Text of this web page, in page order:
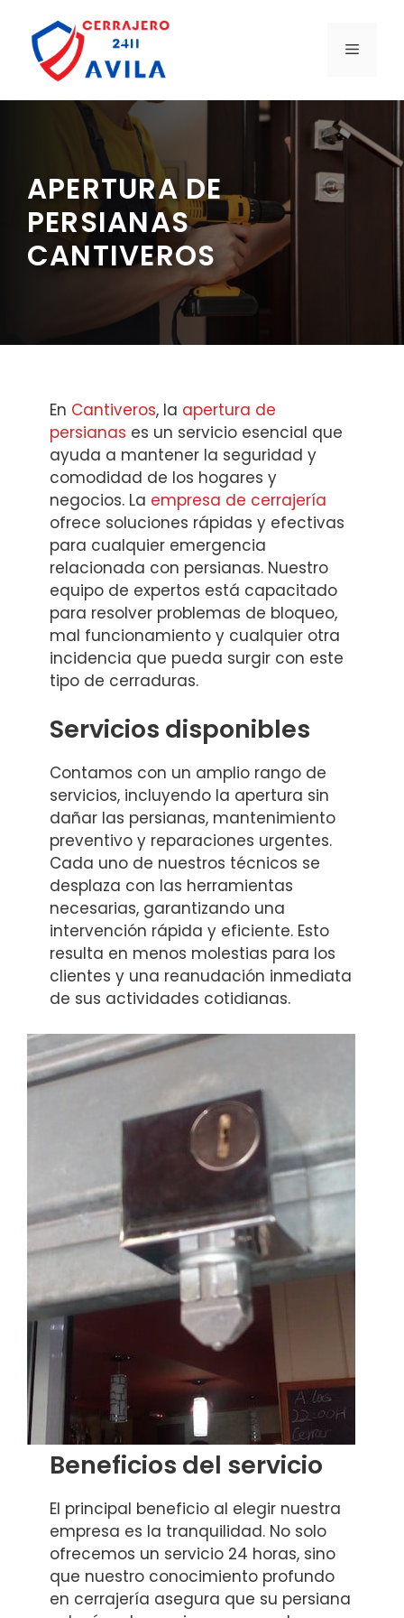
contenido
MENÚ
APERTURA DE
PERSIANAS
CANTIVEROS
En Cantiveros, la apertura de
persianas es un servicio esencial que
ayuda a mantener la seguridad y
comodidad de los hogares y
negocios. La empresa de cerrajería
ofrece soluciones rápidas y efectivas
para cualquier emergencia
relacionada con persianas. Nuestro
equipo de expertos está capacitado
para resolver problemas de bloqueo,
mal funcionamiento y cualquier otra
incidencia que pueda surgir con este
tipo de cerraduras.
Servicios disponibles
Contamos con un amplio rango de
servicios, incluyendo la apertura sin
dañar las persianas, mantenimiento
preventivo y reparaciones urgentes.
Cada uno de nuestros técnicos se
desplaza con las herramientas
necesarias, garantizando una
intervención rápida y eficiente. Esto
resulta en menos molestias para los
clientes y una reanudación inmediata
de sus actividades cotidianas.
Beneficios del servicio
El principal beneficio al elegir nuestra
empresa es la tranquilidad. No solo
ofrecemos un servicio 24 horas, sino
que nuestro conocimiento profundo
en cerrajería asegura que su persiana